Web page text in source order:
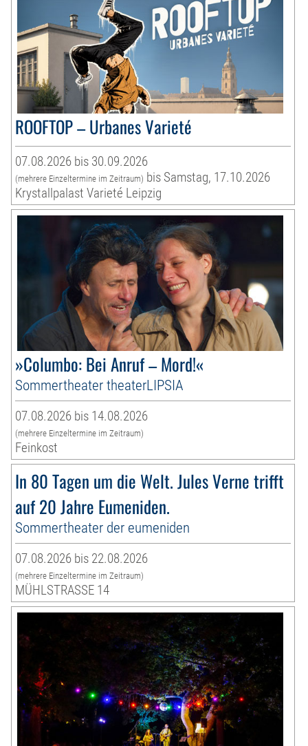
ROOFTOP – Urbanes Varieté
07.08.2026 bis 30.09.2026
(mehrere Einzeltermine im Zeitraum) bis Samstag, 17.10.2026
Krystallpalast Varieté Leipzig
»Columbo: Bei Anruf – Mord!«
Sommertheater theaterLIPSIA
07.08.2026 bis 14.08.2026
(mehrere Einzeltermine im Zeitraum)
Feinkost
In 80 Tagen um die Welt. Jules Verne trifft
auf 20 Jahre Eumeniden.
Sommertheater der eumeniden
07.08.2026 bis 22.08.2026
(mehrere Einzeltermine im Zeitraum)
MÜHLSTRASSE 14